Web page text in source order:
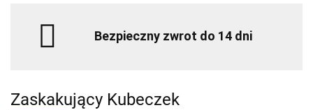
Bezpieczny zwrot do 14 dni
Zaskakujący Kubeczek